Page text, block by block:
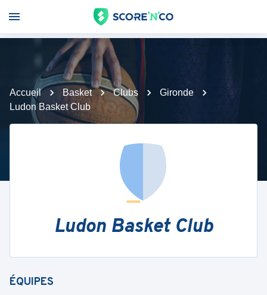
Accueil Basket Clubs
Gironde
Ludon Basket Club
Ludon Basket Club
ÉQUIPES